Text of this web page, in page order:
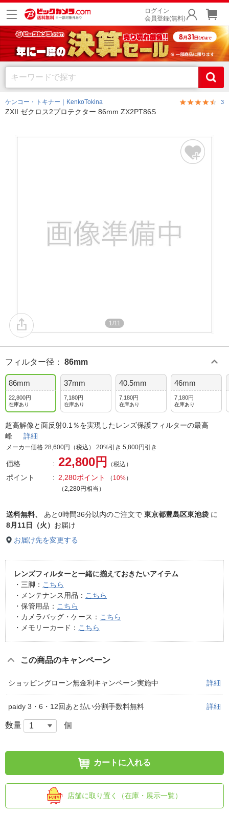
ログイン
会員登録(無料)
ケンコー・トキナー｜KenkoTokina 3
ZXII ゼクロス2プロテクター 86mm ZX2PT86S
1/11
フィルター径 ： 86mm
86mm
22,800円
在庫あり
37mm
7,180円
在庫あり
40.5mm
7,180円
在庫あり
46mm
7,180円
在庫あり
超高解像と面反射0.1％を実現したレンズ保護フィルターの最高
峰 詳細
メーカー価格 28,600円（税込） 20%引き 5,800円引き
価格 22,800円 （税込）
ポイント 2,280ポイント （ 10%）
（2,280円相当）
送料無料、 あと0時間36分以内のご注文で 東京都豊島区東池袋 に
8月11日（火） お届け
お届け先を変更する
レンズフィルターと一緒に揃えておきたいアイテム
・三脚： こちら
・メンテナンス用品： こちら
・保管用品： こちら
・カメラバッグ・ケース： こちら
・メモリーカード： こちら
この商品のキャンペーン
ショッピングローン無金利キャンペーン実施中 詳細
paidy 3・6・12回あと払い分割手数料無料 詳細
数量 個
カートに入れる
店舗に取り置く（在庫・展示一覧）